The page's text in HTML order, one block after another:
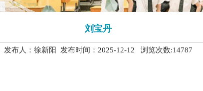
刘宝丹
发布人：徐新阳 发布时间：2025-12-12 浏览次数:14787